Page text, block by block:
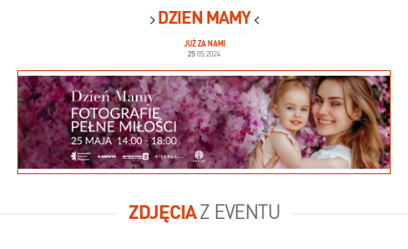
DZIEŃ MAMY
JUŻ ZA NAMI
25 05.2024
ZDJĘCIAZ EVENTU